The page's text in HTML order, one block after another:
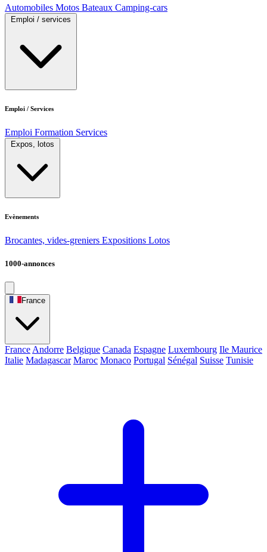
Automobiles Motos Bateaux Camping-cars
Emploi / services
Emploi / Services
Emploi Formation Services
Expos, lotos
Evènements
Brocantes, vides-greniers Expositions Lotos
1000-annonces
France
France Andorre Belgique Canada Espagne Luxembourg Ile Maurice
Italie Madagascar Maroc Monaco Portugal Sénégal Suisse Tunisie